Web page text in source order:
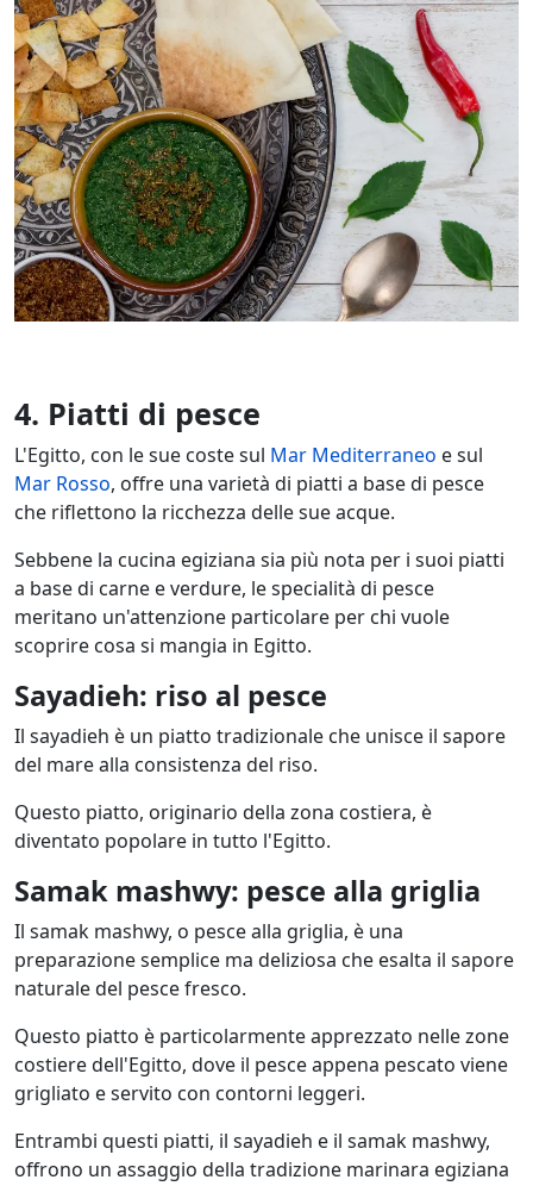
4. Piatti di pesce
L'Egitto, con le sue coste sul Mar Mediterraneo e sul
Mar Rosso, offre una varietà di piatti a base di pesce
che riflettono la ricchezza delle sue acque.
Sebbene la cucina egiziana sia più nota per i suoi piatti
a base di carne e verdure, le specialità di pesce
meritano un'attenzione particolare per chi vuole
scoprire cosa si mangia in Egitto.
Sayadieh: riso al pesce
Il sayadieh è un piatto tradizionale che unisce il sapore
del mare alla consistenza del riso.
Questo piatto, originario della zona costiera, è
diventato popolare in tutto l'Egitto.
Samak mashwy: pesce alla griglia
Il samak mashwy, o pesce alla griglia, è una
preparazione semplice ma deliziosa che esalta il sapore
naturale del pesce fresco.
Questo piatto è particolarmente apprezzato nelle zone
costiere dell'Egitto, dove il pesce appena pescato viene
grigliato e servito con contorni leggeri.
Entrambi questi piatti, il sayadieh e il samak mashwy,
offrono un assaggio della tradizione marinara egiziana